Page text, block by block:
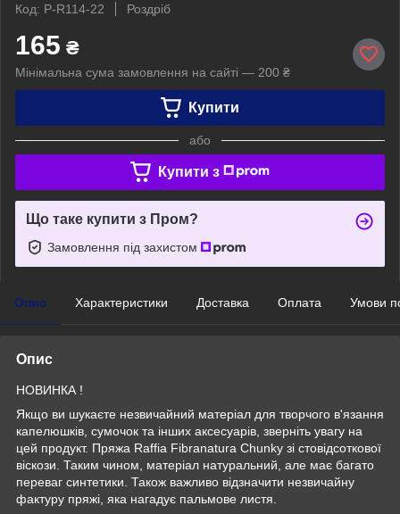
Код: P-R114-22
Роздріб
165 ₴
Мінімальна сума замовлення на сайті — 200 ₴
Купити
або
Купити з
Що таке купити з Пром?
Замовлення під захистом
Опис Характеристики Доставка Оплата Умови
Опис
НОВИНКА !
Якщо ви шукаєте незвичайний матеріал для творчого в'язання
капелюшків, сумочок та інших аксесуарів, зверніть увагу на
цей продукт. Пряжа Raffia Fibranatura Chunky зі стовідсоткової
віскози. Таким чином, матеріал натуральний, але має багато
переваг синтетики. Також важливо відзначити незвичайну
фактуру пряжі, яка нагадує пальмове листя.